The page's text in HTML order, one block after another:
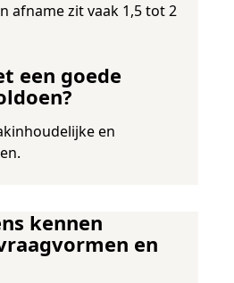
afname zit vaak 1,5 tot 2
een goede
en
kennen
en